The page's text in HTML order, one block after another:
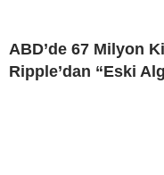
ABD’de 67 Milyon
Ripple’dan “Eski